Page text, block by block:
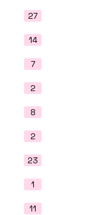
27
14
7
2
8
2
23
1
11